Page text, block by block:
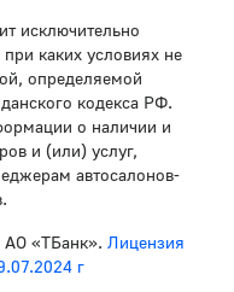
исключительно
каких условиях не
определяемой
кодекса РФ.
о наличии и
и (или) услуг,
автосалонов-
АО «ТБанк». Лицензия
г